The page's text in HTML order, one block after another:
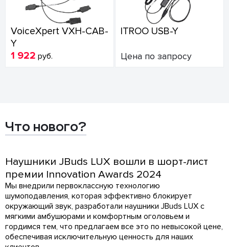
VoiceXpert VXH-CAB-
Y
1 922 руб.
ITROO USB-Y
Цена по запросу
Что нового?
Наушники JBuds LUX вошли в шорт-лист
премии Innovation Awards 2024
Мы внедрили первоклассную технологию
шумоподавления, которая эффективно блокирует
окружающий звук, разработали наушники JBuds LUX с
мягкими амбушюрами и комфортным оголовьем и
гордимся тем, что предлагаем все это по невысокой цене,
обеспечивая исключительную ценность для наших